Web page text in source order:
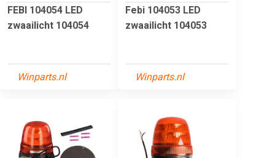
FEBI 104054 LED
zwaailicht 104054
Winparts.nl
Febi 104053 LED
zwaailicht 104053
Winparts.nl